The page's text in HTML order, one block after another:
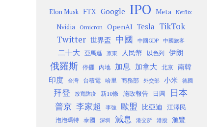
Elon Musk FTX Google IPO Meta Netflix
Nvidia Omicron OpenAI Tesla TikTok
Twitter 世界盃 中國 中國GDP 中國旅客
二十大 亞馬遜 京東 人民幣 以色列 伊朗
俄羅斯 停擺 內地 加息 加拿大 北京
南韓
印度
台灣 台積電 哈里 商務部 外交部 小米 德國
拜登 放寬防疫 新10條 施政報告 日圓 日本
普京 李家超 李強 歐盟 比亞迪 江澤民
泡泡瑪特 泰國 深圳 減息 港交所 港股 滙豐